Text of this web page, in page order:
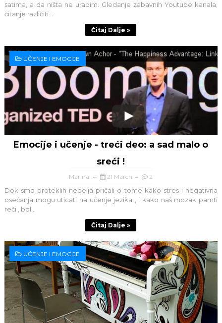
satima, a da ništa ne uradim. Gledanje zabavnih Youtube kanala,
čitanje različiti...
Čitaj Dalje »
UČENJE I EMOCIJE
Emocije i učenje - treći deo: a sad malo o
sreći !
Marina 21 March 2
Dok smo proteklih nedelja pričali o tome kako stres i negativna
osećanja mogu uticati na učenje jezika , i kako naš mozak pamti
reči , bol...
Čitaj Dalje »
UČENJE I EMOCIJE